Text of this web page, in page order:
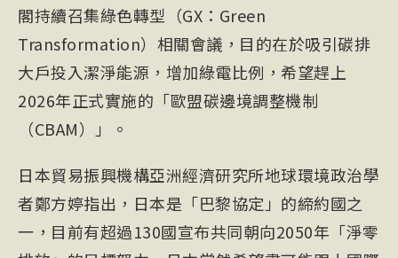
閣持續召集綠色轉型（GX：Green
Transformation）相關會議，目的在於吸引碳排
大戶投入潔淨能源，增加綠電比例，希望趕上
2026年正式實施的「歐盟碳邊境調整機制
（CBAM）」。
日本貿易振興機構亞洲經濟研究所地球環境政治學
者鄭方婷指出，日本是「巴黎協定」的締約國之
一，目前有超過130國宣布共同朝向2050年「淨零